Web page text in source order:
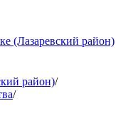
(Лазаревский район)
район)/
/